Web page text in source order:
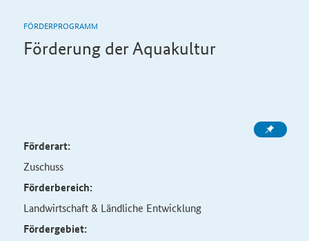
FÖRDERPROGRAMM
Förderung der Aquakultur
Förderart:
Zuschuss
Förderbereich:
Landwirtschaft & Ländliche Entwicklung
Fördergebiet: